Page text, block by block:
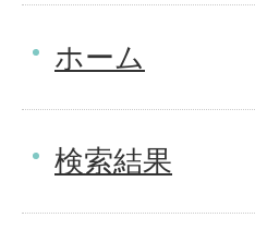
ホーム
検索結果